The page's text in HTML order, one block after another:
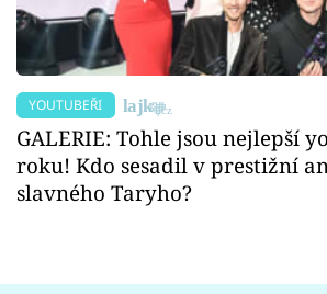
YOUTUBEŘI
GALERIE: Tohle jsou nejlepší
roku! Kdo sesadil v prestižní
slavného Taryho?